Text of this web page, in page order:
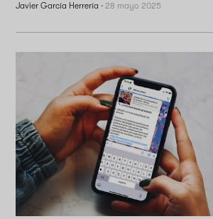
Javier García Herrería ·28 mayo 2025